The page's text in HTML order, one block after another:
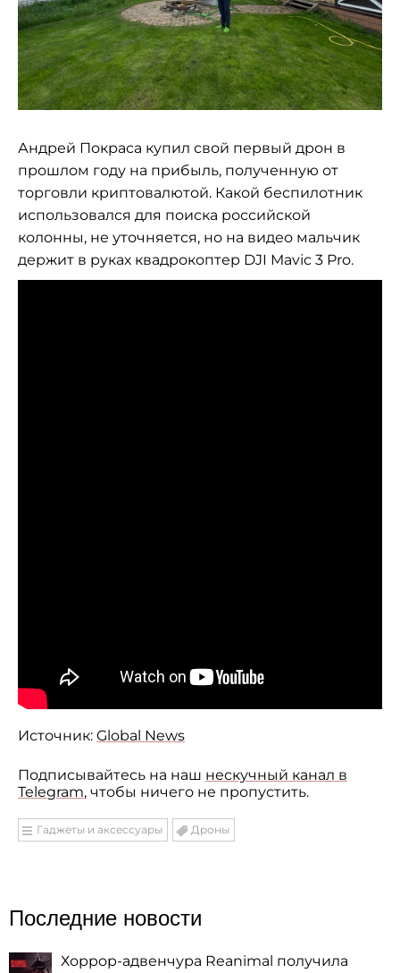
Андрей Покраса купил свой первый дрон в
прошлом году на прибыль, полученную от
торговли криптовалютой. Какой беспилотник
использовался для поиска российской
колонны, не уточняется, но на видео мальчик
держит в руках квадрокоптер DJI Mavic 3 Pro.
Источник: Global News
Подписывайтесь на наш нескучный канал в
Telegram, чтобы ничего не пропустить.
Гаджеты и аксессуары Дроны
Последние новости
Хоррор-адвенчура Reanimal получила